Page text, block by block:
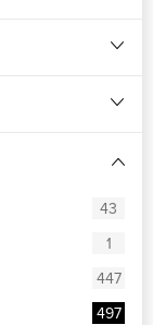
43
1
447
497